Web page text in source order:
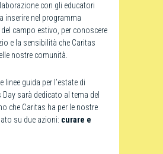
con gli educatori
inserire nel programma
campo estivo, per conoscere
e la sensibilità che Caritas
nostre comunità.
linee guida per l’estate di
Day sarà dedicato al tema del
che Caritas ha per le nostre
su due azioni: curare e